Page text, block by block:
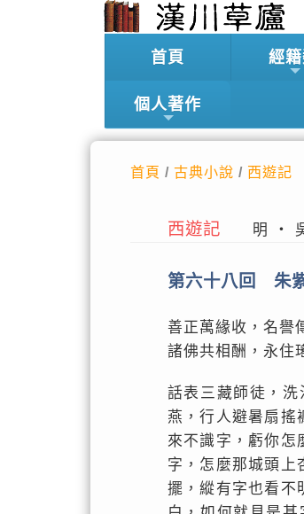
首頁 經
個人著作
首頁 / 古典小說 / 西遊記
西遊記 明 ‧ 吳
第六十八回 朱
善正萬緣收，名譽
諸佛共相酬，永住
話表三藏師徒，
燕，行人避暑扇搖
來不識字，虧你怎
字，怎麼那城頭上
擺，縱有字也看不